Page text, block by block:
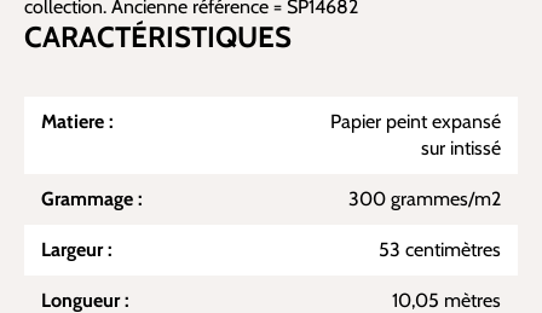
collection. Ancienne référence = SP14682
CARACTÉRISTIQUES
Matiere :
Papier peint expansé
sur intissé
Grammage : 300 grammes/m2
Largeur : 53 centimètres
Longueur : 10,05 mètres